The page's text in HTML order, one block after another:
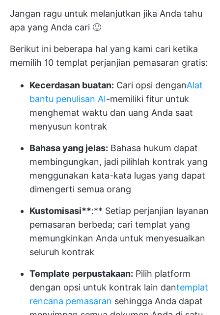
Jangan ragu untuk melanjutkan jika Anda tahu
apa yang Anda cari 🙂
Berikut ini beberapa hal yang kami cari ketika
memilih 10 templat perjanjian pemasaran gratis:
Kecerdasan buatan: Cari opsi denganAlat
bantu penulisan AI-memiliki fitur untuk
menghemat waktu dan uang Anda saat
menyusun kontrak
Bahasa yang jelas: Bahasa hukum dapat
membingungkan, jadi pilihlah kontrak yang
menggunakan kata-kata lugas yang dapat
dimengerti semua orang
Kustomisasi**:** Setiap perjanjian layanan
pemasaran berbeda; cari templat yang
memungkinkan Anda untuk menyesuaikan
seluruh kontrak
Template perpustakaan: Pilih platform
dengan opsi untuk kontrak lain dantemplat
rencana pemasaran sehingga Anda dapat